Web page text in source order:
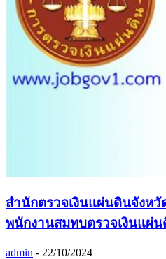
สำนักตรวจเงินแผ่นดินจังห
พนักงานสมทบตรวจเงินแผ่
admin - 22/10/2024